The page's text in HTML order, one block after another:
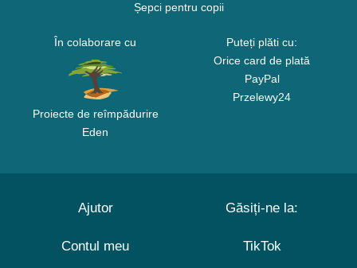
Șepci pentru copii
În colaborare cu
Proiecte de reîmpădurire
Eden
Puteți plăti cu:
Orice card de plată
PayPal
Przelewy24
Ajutor
Contul meu
Găsiți-ne la:
TikTok